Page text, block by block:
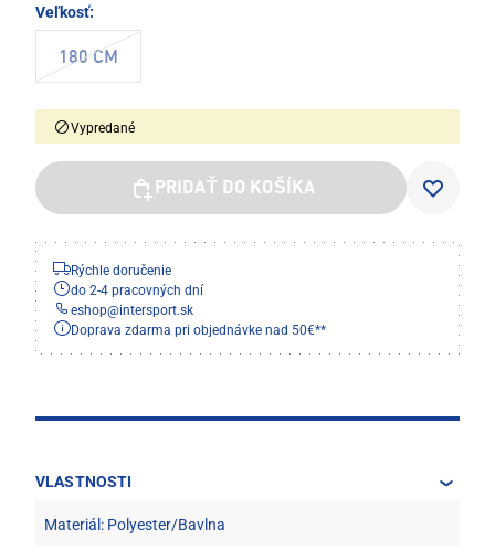
Veľkosť:
180 CM
Vypredané
PRIDAŤ DO KOŠÍKA
Rýchle doručenie
do 2-4 pracovných dní
eshop@intersport.sk
Doprava zdarma pri objednávke nad 50€**
VLASTNOSTI
Materiál: Polyester/Bavlna